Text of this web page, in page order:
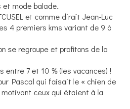
et mode balade.
et comme dirait Jean-Luc
4 premiers kms variant de 9 à
se regroupe et profitons de la
entre 7 et 10 % (les vacances) !
Pascal qui faisait le « chien de
motivant ceux qui étaient à la